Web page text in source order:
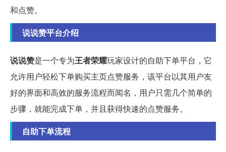
和点赞。
说说赞平台介绍
说说赞是一个专为王者荣耀玩家设计的自助下单平台，它
允许用户轻松下单购买主页点赞服务，该平台以其用户友
好的界面和高效的服务流程而闻名，用户只需几个简单的
步骤，就能完成下单，并且获得快速的点赞服务。
自助下单流程